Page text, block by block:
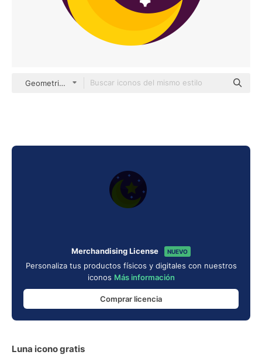
Geometric Flat Circular Flat
Merchandising License NUEVO
Personaliza tus productos físicos y digitales con nuestros
iconos Más información
Comprar licencia
Luna icono gratis